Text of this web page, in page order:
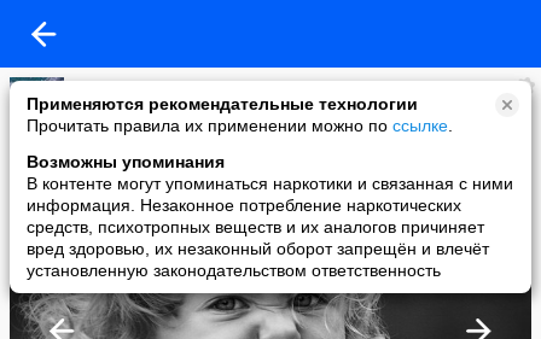
Применяются рекомендательные технологии
Прочитать правила их применении можно по ссылке
Возможны упоминания
В контенте могут упоминаться наркотики и связанная с ними
информация. Незаконное потребление наркотических
средств, психотропных веществ и их аналогов причиняет
вред здоровью, их незаконный оборот запрещён и влечёт
установленную законодательством ответственность
Varvara
added a photo
31 Oct в 07:23